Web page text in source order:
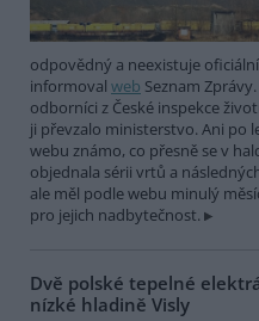
odpovědný a neexistuje
informoval web Seznam
odborníci z České inspekce
ji převzalo ministerstvo. Ani po
webu známo, co přesně se v
objednala sérii vrtů a
ale měl podle webu minulý
pro jejich nadbytečnost.
Dvě polské tepelné
nízké hladině Visly